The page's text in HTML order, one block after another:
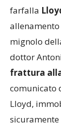
farfalla
allenamento
mignolo
dottor
frattura
comunicato
Lloyd,